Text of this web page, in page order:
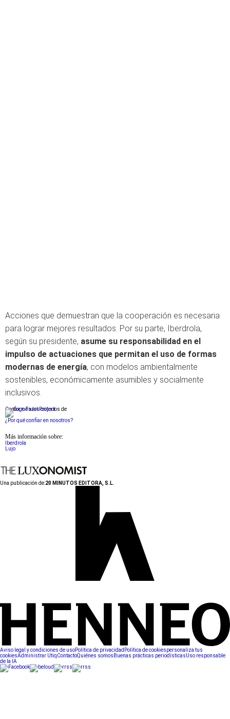
Acciones que demuestran que la cooperación es necesaria
para lograr mejores resultados. Por su parte, Iberdrola,
según su presidente, asume su responsabilidad en el
impulso de actuaciones que permitan el uso de formas
modernas de energía, con modelos ambientalmente
sostenibles, económicamente asumibles y socialmente
inclusivos.
Conforme a los criterios de
¿Por qué confiar en nosotros?
Más información sobre:
Iberdrola
Lujo
Una publicación de:20 MINUTOS EDITORA, S.L.
Aviso legal y condiciones de usoPolítica de privacidad Política de cookiespersonaliza tus
cookiesAdministrar UtiqContactoQuiénes somos Buenas prácticas periodísticasUso responsable
de la IA